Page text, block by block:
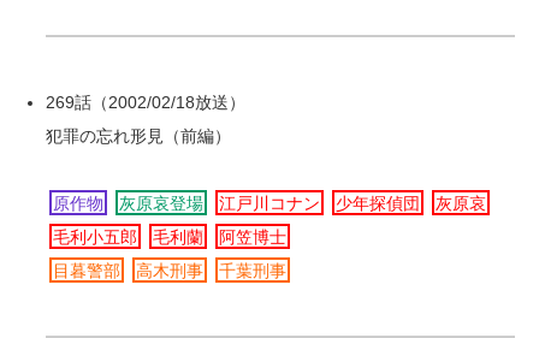
269話（2002/02/18放送）
犯罪の忘れ形見（前編）
原作物 灰原哀登場 江戸川コナン 少年探偵団
灰原哀
毛利小五郎
毛利蘭
阿笠博士
目暮警部
高木刑事 千葉刑事